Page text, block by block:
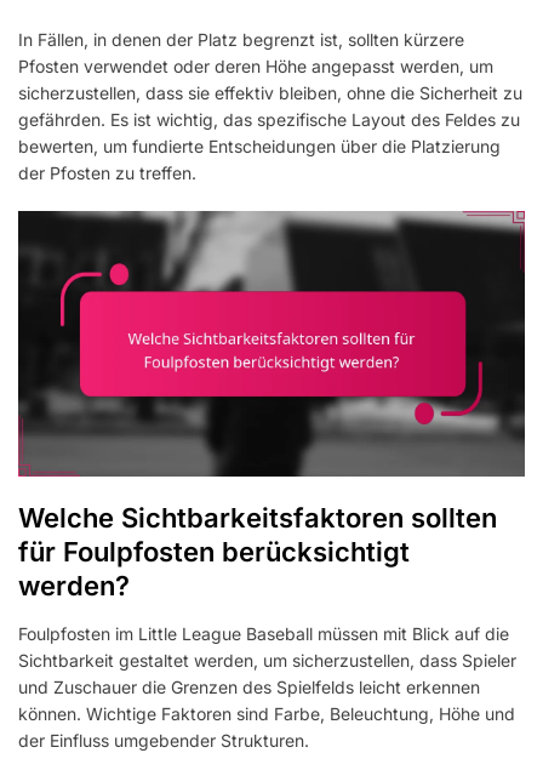
In Fällen, in denen der Platz begrenzt ist, sollten kürzere
Pfosten verwendet oder deren Höhe angepasst werden, um
sicherzustellen, dass sie effektiv bleiben, ohne die Sicherheit zu
gefährden. Es ist wichtig, das spezifische Layout des Feldes zu
bewerten, um fundierte Entscheidungen über die Platzierung
der Pfosten zu treffen.
Welche Sichtbarkeitsfaktoren sollten
für Foulpfosten berücksichtigt
werden?
Foulpfosten im Little League Baseball müssen mit Blick auf die
Sichtbarkeit gestaltet werden, um sicherzustellen, dass Spieler
und Zuschauer die Grenzen des Spielfelds leicht erkennen
können. Wichtige Faktoren sind Farbe, Beleuchtung, Höhe und
der Einfluss umgebender Strukturen.